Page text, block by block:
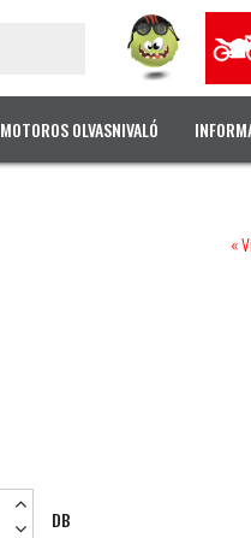
MOTOROS OLVASNIVALÓ
«
DB